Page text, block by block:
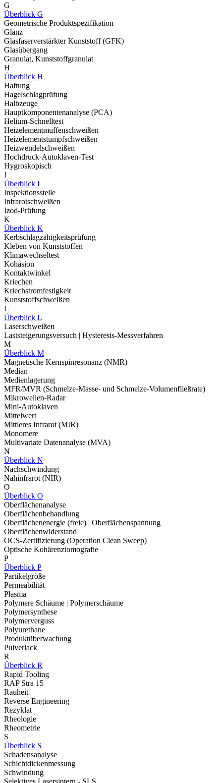
G
Überblick G
Geometrische Produktspezifikation
Glanz
Glasfaserverstärkter Kunststoff (GFK)
Glasübergang
Granulat, Kunststoffgranulat
H
Überblick H
Haftung
Hagelschlagprüfung
Halbzeuge
Hauptkomponentenanalyse (PCA)
Helium-Schnelltest
Heizelementmuffenschweißen
Heizelementstumpfschweißen
Heizwendelschweißen
Hochdruck-Autoklaven-Test
Hygroskopisch
I
Überblick I
Inspektionsstelle
Infrarotschweißen
Izod-Prüfung
K
Überblick K
Kerbschlagzähigkeitsprüfung
Kleben von Kunststoffen
Klimawechseltest
Kohäsion
Kontaktwinkel
Kriechen
Kriechstromfestigkeit
Kunststoffschweißen
L
Überblick L
Laserschweißen
Laststeigerungsversuch | Hysteresis-Messverfahren
M
Überblick M
Magnetische Kernspinresonanz (NMR)
Median
Medienlagerung
MFR/MVR (Schmelze-Masse- und Schmelze-Volumenfließrate)
Mikrowellen-Radar
Mini-Autoklaven
Mittelwert
Mittleres Infrarot (MIR)
Monomere
Multivariate Datenanalyse (MVA)
N
Überblick N
Nachschwindung
Nahinfrarot (NIR)
O
Überblick O
Oberflächenanalyse
Oberflächenbehandlung
Oberflächenenergie (freie) | Oberflächenspannung
Oberflächenwiderstand
OCS-Zertifizierung (Operation Clean Sweep)
Optische Kohärenztomografie
P
Überblick P
Partikelgröße
Permeabilität
Plasma
Polymere Schäume | Polymerschäume
Polymersynthese
Polymerverguss
Polyurethane
Produktüberwachung
Pulverlack
R
Überblick R
Rapid Tooling
RAP Stra 15
Rauheit
Reverse Engineering
Rezyklat
Rheologie
Rheometrie
S
Überblick S
Schadensanalyse
Schichtdickenmessung
Schwindung
Selektives Lasersintern - SLS